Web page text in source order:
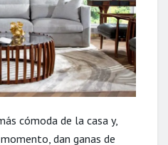
cómoda de la casa y,
dan ganas de